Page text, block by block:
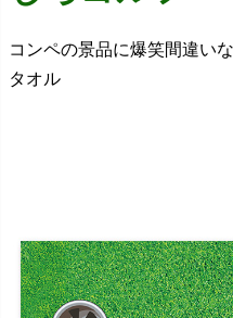
コンペの景品に爆笑間違い
タオル